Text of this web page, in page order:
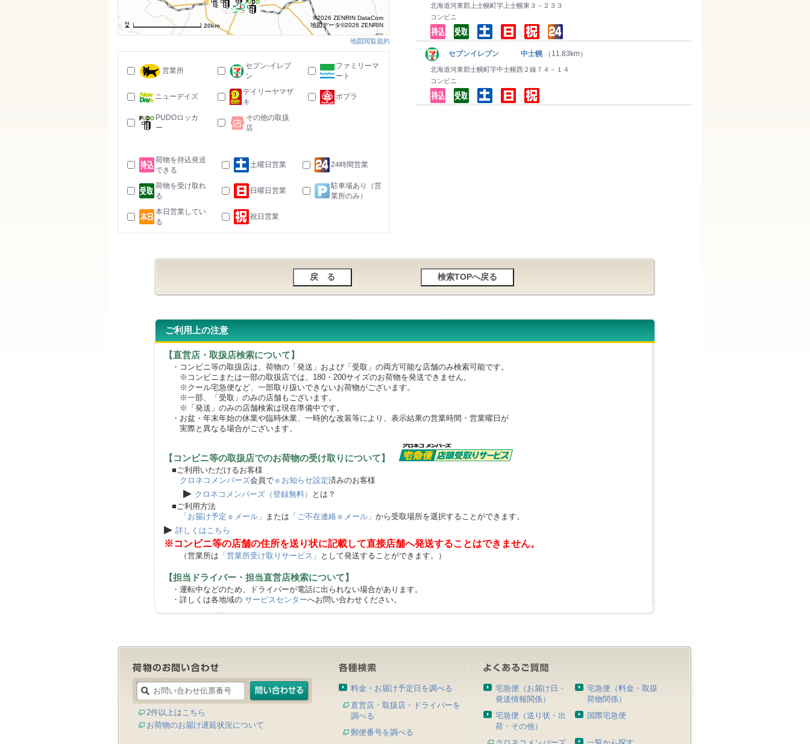
北海道河東郡上士幌町字上士幌東３－２３３
コンビニ
セブンイレブン 中士幌 （11.83km）
北海道河東郡士幌町字中士幌西２線７４－１４
コンビニ
20km
©2026 ZENRIN DataCom
地図データ©2026 ZENRIN
地図閲覧規約
営業所
セブン-イレブ
ン
ファミリーマ
ート
ニューデイズ
デイリーヤマザ
キ
ポプラ
PUDOロッカ
ー
その他の取扱
店
荷物を持込発送
できる
土曜日営業 24時間営業
荷物を受け取れ
る
日曜日営業
駐車場あり（営
業所のみ）
本日営業してい
る
祝日営業
ご利用上の注意
【直営店・取扱店検索について】
・コンビニ等の取扱店は、荷物の「発送」および「受取」の両方可能な店舗のみ検索可能です。
※コンビニまたは一部の取扱店では、180・200サイズのお荷物を発送できません。
※クール宅急便など、一部取り扱いできないお荷物がございます。
※一部、「受取」のみの店舗もございます。
※「発送」のみの店舗検索は現在準備中です。
・お盆・年末年始の休業や臨時休業、一時的な改装等により、表示結果の営業時間・営業曜日が
実際と異なる場合がございます。
【コンビニ等の取扱店でのお荷物の受け取りについて】
■ご利用いただけるお客様
クロネコメンバーズ会員で ｅお知らせ設定済みのお客様
▶ クロネコメンバーズ（登録無料）
とは？
■ご利用方法
「お届け予定ｅメール」 または 「ご不在連絡ｅメール」 から受取場所を選択することができます。
▶ 詳しくはこちら
※コンビニ等の店舗の住所を送り状に記載して直接店舗へ発送することはできません。
（営業所は 「営業所受け取りサービス」 として発送することができます。）
【担当ドライバー・担当直営店検索について】
・運転中などのため、ドライバーが電話に出られない場合があります。
・詳しくは各地域の サービスセンターへお問い合わせください。
2件以上はこちら
お荷物のお届け遅延状況について
料金・お届け予定日を調べる
直営店・取扱店・ドライバーを
調べる
郵便番号を調べる
宅急便（お届け日・
発送情報関係）
宅急便（料金・取扱
荷物関係）
宅急便（送り状・出
荷・その他）
国際宅急便